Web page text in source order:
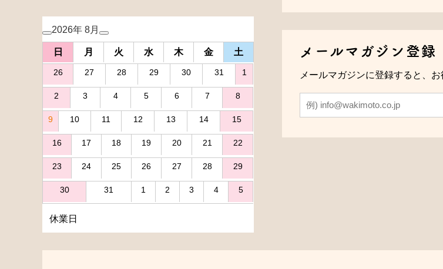
2026年 8月
日 月 火 水 木 金 土
26 27 28 29 30 31 1
2 3 4 5 6 7 8
9 10 11 12 13 14 15
16 17 18 19 20 21 22
23 24 25 26 27 28 29
30 31 1 2 3 4 5
休業日
メールマガジン登録
メールマガジンに登録すると、